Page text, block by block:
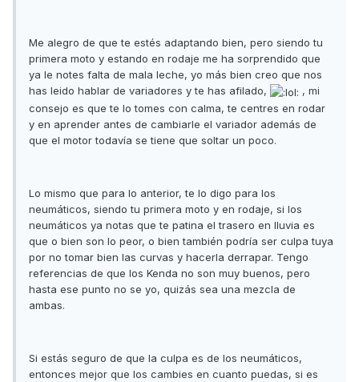
Me alegro de que te estés adaptando bien, pero siendo tu
primera moto y estando en rodaje me ha sorprendido que
ya le notes falta de mala leche, yo más bien creo que nos
has leido hablar de variadores y te has afilado,
, mi
consejo es que te lo tomes con calma, te centres en rodar
y en aprender antes de cambiarle el variador además de
que el motor todavía se tiene que soltar un poco.
Lo mismo que para lo anterior, te lo digo para los
neumáticos, siendo tu primera moto y en rodaje, si los
neumáticos ya notas que te patina el trasero en lluvia es
que o bien son lo peor, o bien también podría ser culpa tuya
por no tomar bien las curvas y hacerla derrapar. Tengo
referencias de que los Kenda no son muy buenos, pero
hasta ese punto no se yo, quizás sea una mezcla de
ambas.
Si estás seguro de que la culpa es de los neumáticos,
entonces mejor que los cambies en cuanto puedas, si es